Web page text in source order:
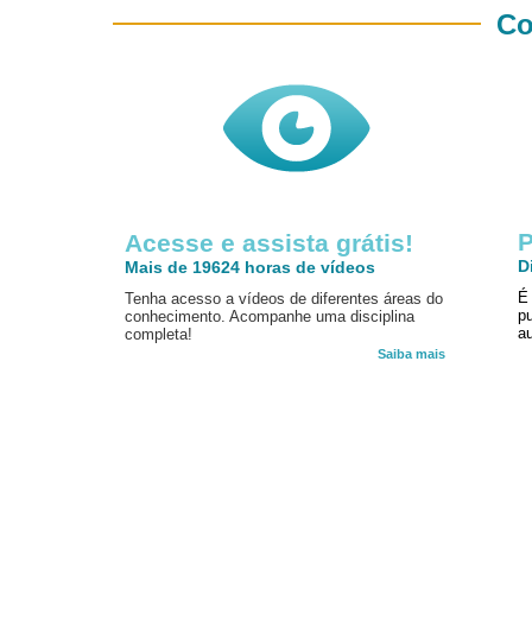
Acesse e assista grátis!
Mais de 19624 horas de vídeos
Tenha acesso a vídeos de diferentes áreas do
conhecimento. Acompanhe uma disciplina
completa!
Saiba mais